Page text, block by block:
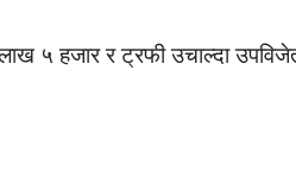
५ हजार र ट्रफी उचाल्दा